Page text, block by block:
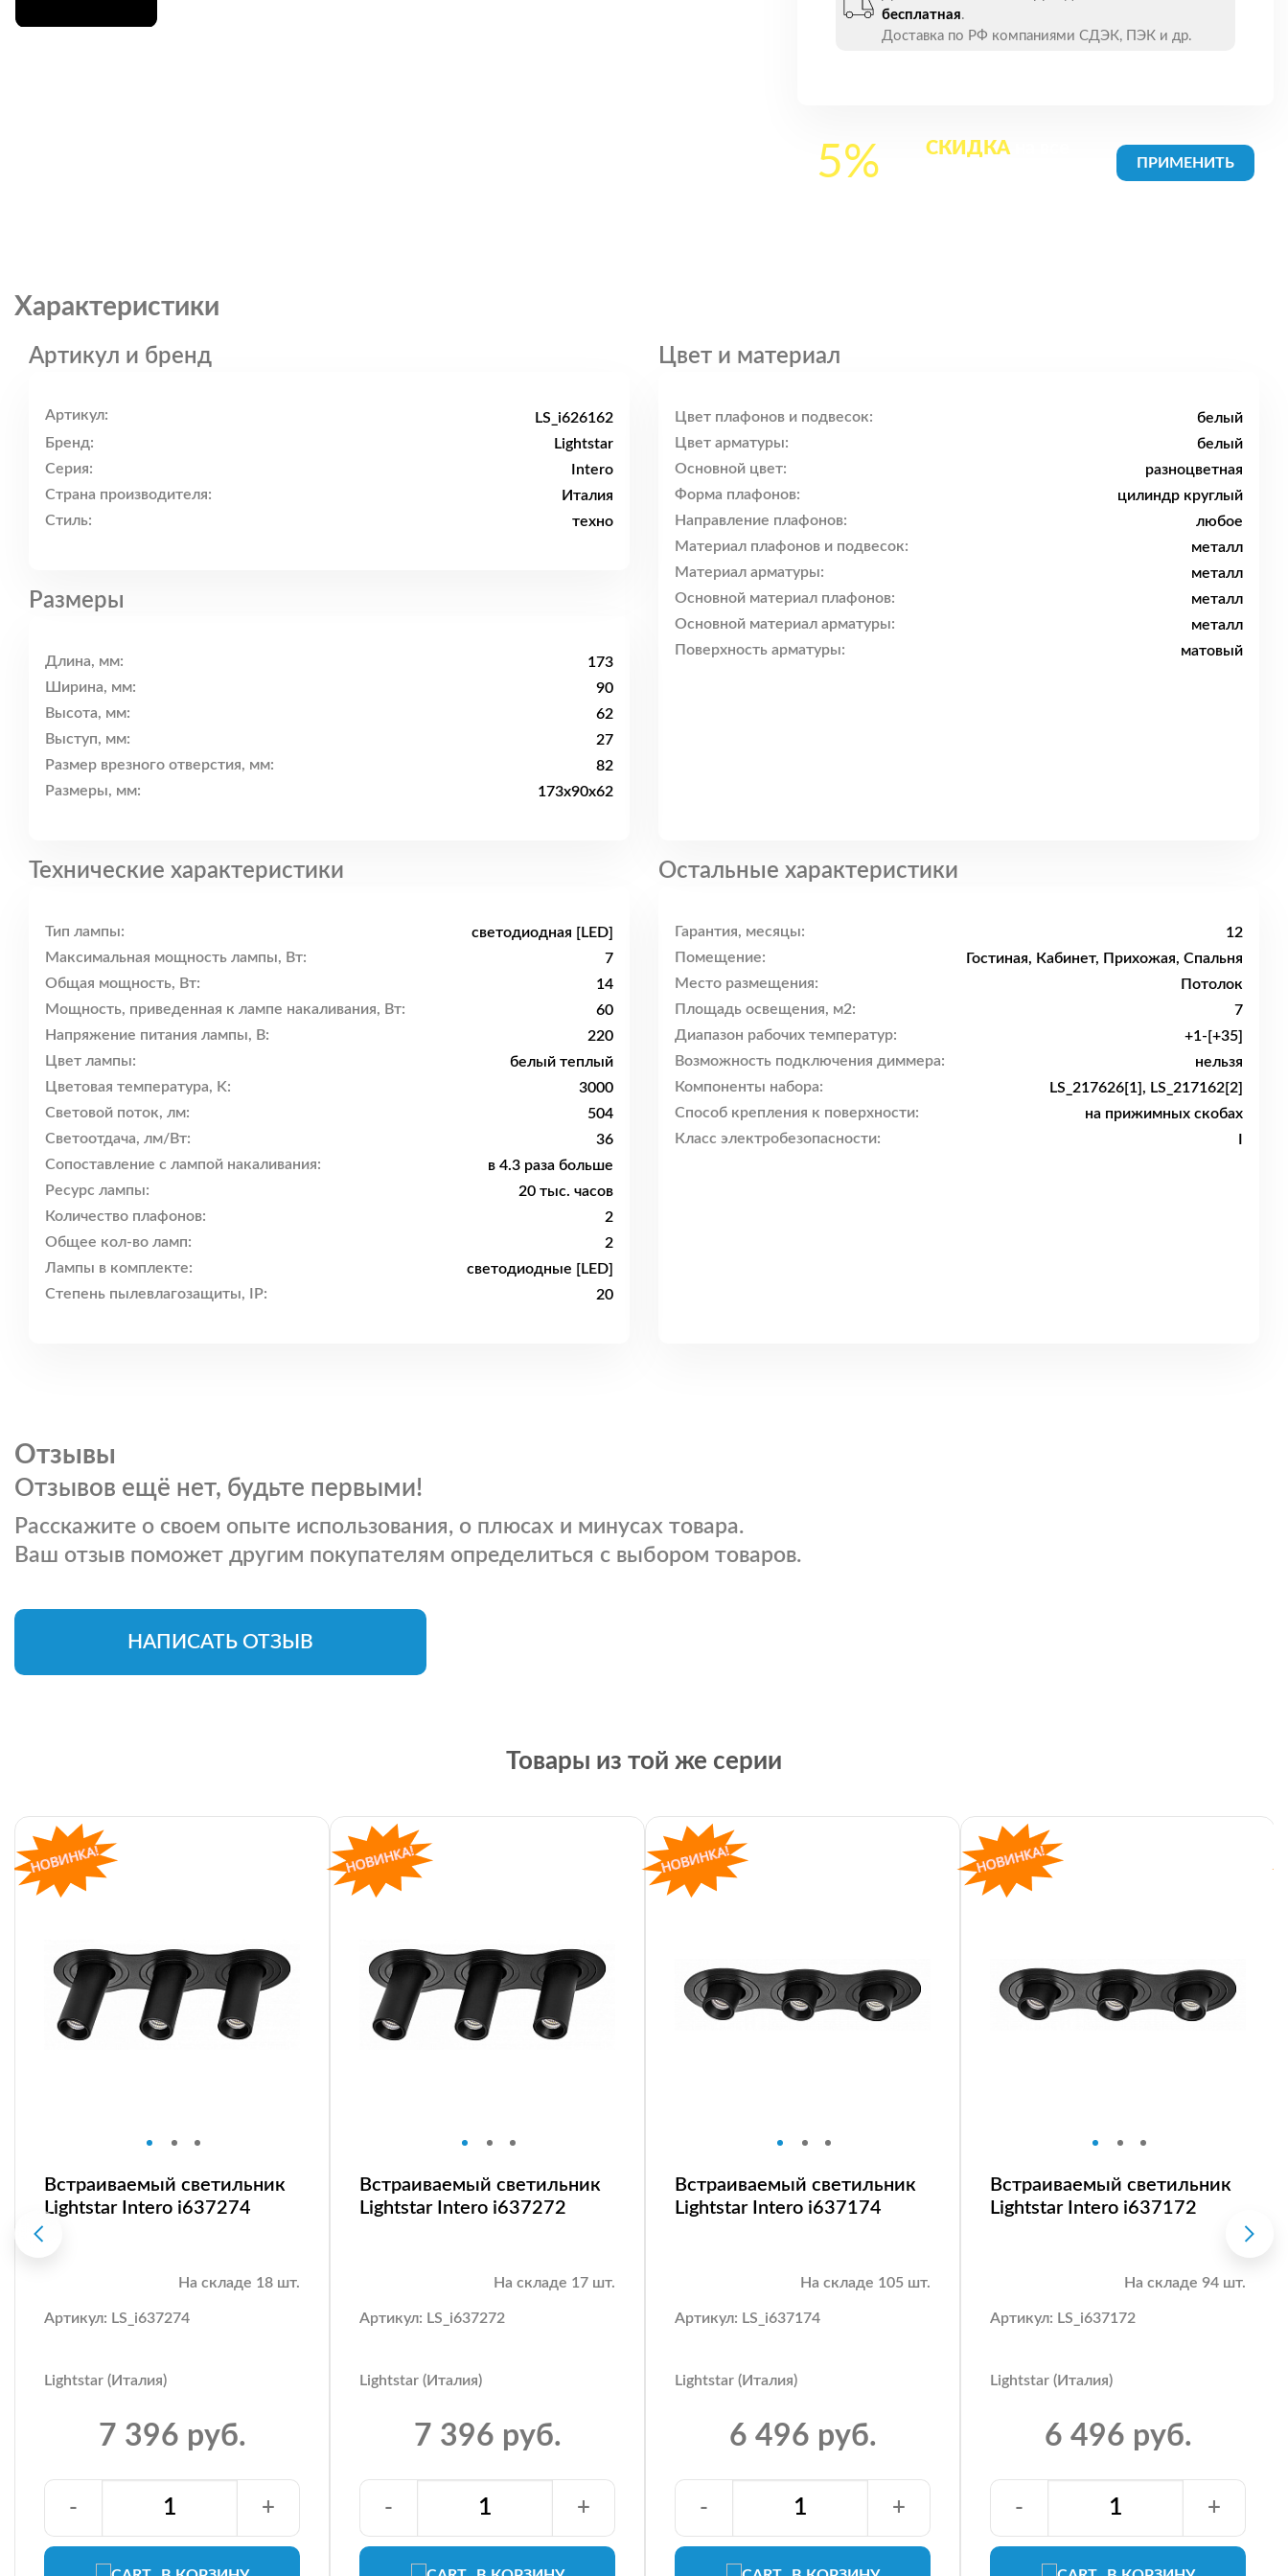
бесплатная.
Доставка по РФ компаниями СДЭК, ПЭК и др.
5% СКИДКА
Характеристики
Артикул и бренд
Артикул:
LS_i626162
Бренд:
Lightstar
Серия:
Intero
Страна производителя:
Италия
Стиль:
техно
Размеры
Длина, мм:
173
Ширина, мм:
90
Высота, мм:
62
Выступ, мм:
27
Размер врезного отверстия, мм:
82
Размеры, мм:
173x90x62
Цвет и материал
Цвет плафонов и подвесок:
белый
Цвет арматуры:
белый
Основной цвет:
разноцветная
Форма плафонов:
цилиндр круглый
Направление плафонов:
любое
Материал плафонов и подвесок:
металл
Материал арматуры:
металл
Основной материал плафонов:
металл
Основной материал арматуры:
металл
Поверхность арматуры:
матовый
Технические характеристики
Тип лампы:
светодиодная [LED]
Максимальная мощность лампы, Вт:
7
Общая мощность, Вт:
14
Мощность, приведенная к лампе накаливания, Вт:
60
Напряжение питания лампы, В:
220
Цвет лампы:
белый теплый
Цветовая температура, K:
3000
Световой поток, лм:
504
Светоотдача, лм/Вт:
36
Сопоставление с лампой накаливания:
в 4.3 раза больше
Ресурс лампы:
20 тыс. часов
Количество плафонов:
2
Общее кол-во ламп:
2
Лампы в комплекте:
светодиодные [LED]
Степень пылевлагозащиты, IP:
20
Остальные характеристики
Гарантия, месяцы:
12
Помещение:
Гостиная, Кабинет, Прихожая, Спальня
Место размещения:
Потолок
Площадь освещения, м2:
7
Диапазон рабочих температур:
+1-[+35]
Возможность подключения диммера:
нельзя
Компоненты набора:
LS_217626[1], LS_217162[2]
Способ крепления к поверхности:
на прижимных скобах
Класс электробезопасности:
I
Отзывы
Отзывов ещё нет, будьте первыми!
Расскажите о своем опыте использования, о плюсах и минусах товара.
Ваш отзыв поможет другим покупателям определиться с выбором товаров.
НАПИСАТЬ ОТЗЫВ
Товары из той же серии
Встраиваемый светильник
Lightstar Intero i637274
На складе 18 шт.
Артикул: LS_i637274
Lightstar (Италия)
7 396 руб.
- +
Встраиваемый светильник
Lightstar Intero i637272
На складе 17 шт.
Артикул: LS_i637272
Lightstar (Италия)
7 396 руб.
- +
Встраиваемый светильник
Lightstar Intero i637174
На складе 105 шт.
Артикул: LS_i637174
Lightstar (Италия)
6 496 руб.
- +
Встраиваемый светильник
Lightstar Intero i637172
На складе 94 шт.
Артикул: LS_i637172
Lightstar (Италия)
6 496 руб.
- +